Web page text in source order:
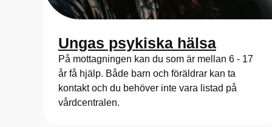
Ungas psykiska hälsa
På mottagningen kan du som är mellan 6 - 17
år få hjälp. Både barn och föräldrar kan ta
kontakt och du behöver inte vara listad på
vårdcentralen.